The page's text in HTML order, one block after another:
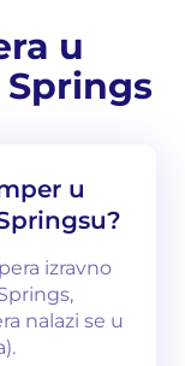
u
u
izravno
nalazi se u